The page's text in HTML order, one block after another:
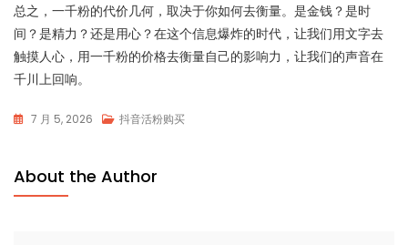
总之，一千粉的代价几何，取决于你如何去衡量。是金钱？是时
间？是精力？还是用心？在这个信息爆炸的时代，让我们用文字去
触摸人心，用一千粉的价格去衡量自己的影响力，让我们的声音在
千川上回响。
7 月 5, 2026 抖音活粉购买
About the Author